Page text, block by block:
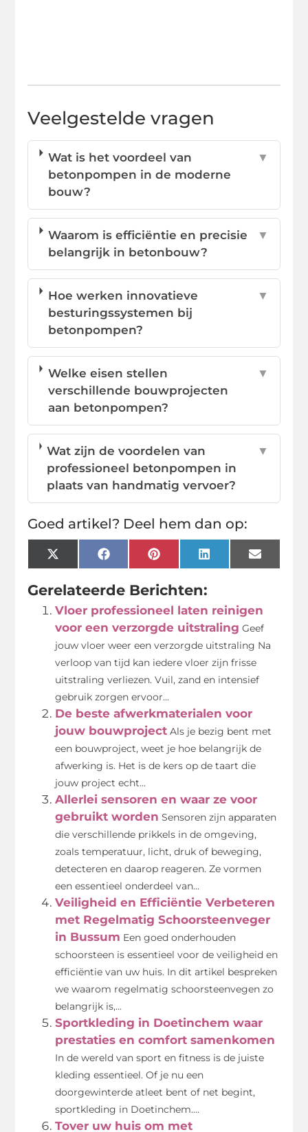
Veelgestelde vragen
Wat is het voordeel van
betonpompen in de moderne
bouw?
▼
Waarom is efficiëntie en precisie
belangrijk in betonbouw?
▼
Hoe werken innovatieve
besturingssystemen bij
betonpompen?
▼
Welke eisen stellen
verschillende bouwprojecten
aan betonpompen?
▼
Wat zijn de voordelen van
professioneel betonpompen in
plaats van handmatig vervoer?
▼
Goed artikel? Deel hem dan op:
X
(Twitter)
FacebookPinterestLinkedInEmail
Gerelateerde Berichten:
Vloer professioneel laten reinigen
voor een verzorgde uitstraling Geef
jouw vloer weer een verzorgde uitstraling Na
verloop van tijd kan iedere vloer zijn frisse
uitstraling verliezen. Vuil, zand en intensief
gebruik zorgen ervoor...
De beste afwerkmaterialen voor
jouw bouwproject Als je bezig bent met
een bouwproject, weet je hoe belangrijk de
afwerking is. Het is de kers op de taart die
jouw project echt...
Allerlei sensoren en waar ze voor
gebruikt worden Sensoren zijn apparaten
die verschillende prikkels in de omgeving,
zoals temperatuur, licht, druk of beweging,
detecteren en daarop reageren. Ze vormen
een essentieel onderdeel van...
Veiligheid en Efficiëntie Verbeteren
met Regelmatig Schoorsteenveger
in Bussum Een goed onderhouden
schoorsteen is essentieel voor de veiligheid en
efficiëntie van uw huis. In dit artikel bespreken
we waarom regelmatig schoorsteenvegen zo
belangrijk is,...
Sportkleding in Doetinchem waar
prestaties en comfort samenkomen
In de wereld van sport en fitness is de juiste
kleding essentieel. Of je nu een
doorgewinterde atleet bent of net begint,
sportkleding in Doetinchem....
Tover uw huis om met